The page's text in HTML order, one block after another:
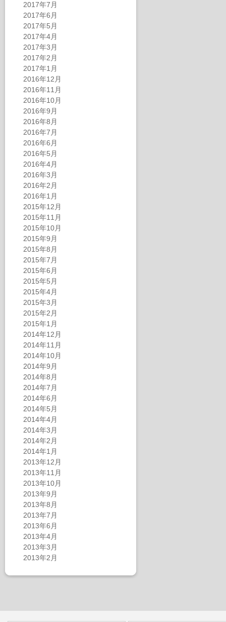
2017年7月
2017年6月
2017年5月
2017年4月
2017年3月
2017年2月
2017年1月
2016年12月
2016年11月
2016年10月
2016年9月
2016年8月
2016年7月
2016年6月
2016年5月
2016年4月
2016年3月
2016年2月
2016年1月
2015年12月
2015年11月
2015年10月
2015年9月
2015年8月
2015年7月
2015年6月
2015年5月
2015年4月
2015年3月
2015年2月
2015年1月
2014年12月
2014年11月
2014年10月
2014年9月
2014年8月
2014年7月
2014年6月
2014年5月
2014年4月
2014年3月
2014年2月
2014年1月
2013年12月
2013年11月
2013年10月
2013年9月
2013年8月
2013年7月
2013年6月
2013年4月
2013年3月
2013年2月